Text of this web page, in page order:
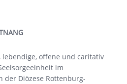
offene und caritativ
im
der Diözese Rottenburg-